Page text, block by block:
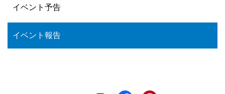
イベント予告
イベント報告